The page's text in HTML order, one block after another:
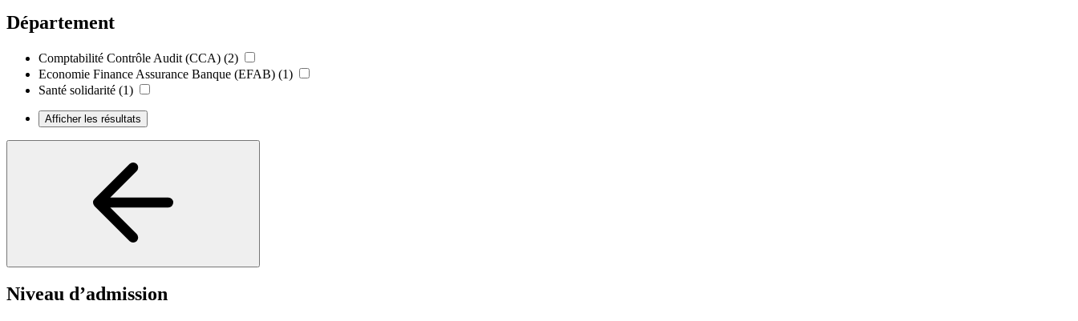
Département
Comptabilité Contrôle Audit (CCA) (2)
Economie Finance Assurance Banque (EFAB) (1)
Santé solidarité (1)
Afficher les résultats
Niveau d’admission